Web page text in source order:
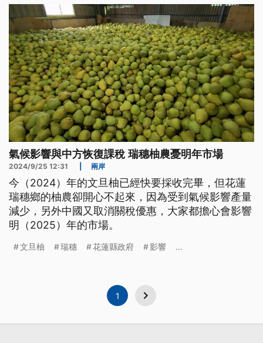
氣候影響與中方恢復課稅 瑞穗柚農憂明年市場
2024/9/25 12:31 兩岸
今（2024）年的文旦柚已經快要採收完畢，但花蓮
瑞穗鄉的柚農卻開心不起來，因為受到氣候影響產量
減少，另外中國又取消關稅優惠，大家都擔心會影響
明（2025）年的市場。
文旦柚 瑞穗 花蓮縣政府 影響 ...
1